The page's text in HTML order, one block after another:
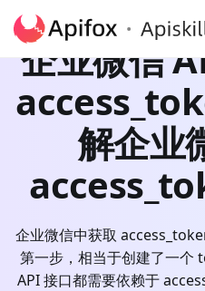
企业微信
解企业
企业微信中获取
第一步，相当于创建了一个
API 接口都需要依赖于